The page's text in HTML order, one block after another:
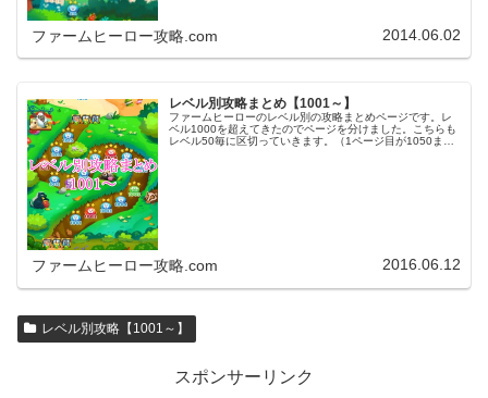
ファームヒーロー攻略.com 2014.06.02
レベル別攻略まとめ【1001～】
ファームヒーローのレベル別の攻略まとめページです。レ
ベル1000を超えてきたのでページを分けました。こちらも
レベル50毎に区切っていきます。（1ページ目が1050ま
ファームヒーロー攻略.com 2016.06.12
レベル別攻略【1001～】
スポンサーリンク